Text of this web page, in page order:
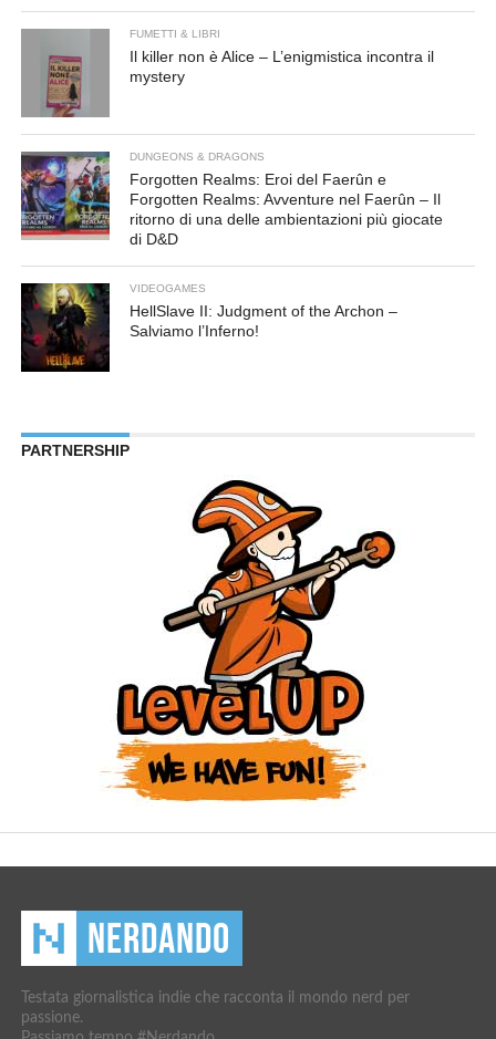
FUMETTI & LIBRI
Il killer non è Alice – L’enigmistica incontra il
mystery
DUNGEONS & DRAGONS
Forgotten Realms: Eroi del Faerûn e
Forgotten Realms: Avventure nel Faerûn – Il
ritorno di una delle ambientazioni più giocate
di D&D
VIDEOGAMES
HellSlave II: Judgment of the Archon –
Salviamo l’Inferno!
PARTNERSHIP
Testata giornalistica indie che racconta il mondo nerd per
passione.